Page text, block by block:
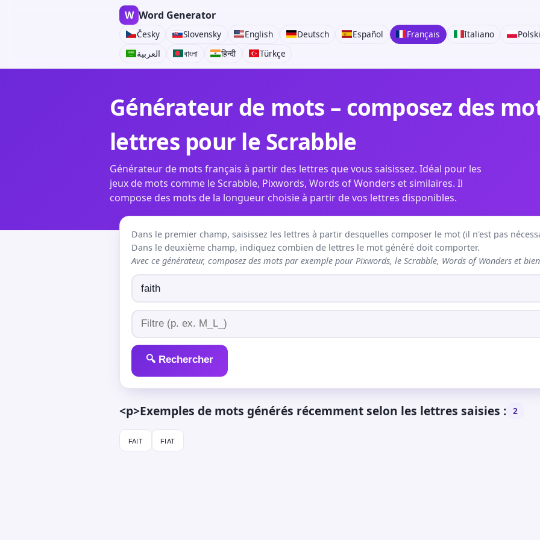
W Word Generator
Česky Slovensky English Deutsch Español Français Italiano
Polski
العربية
বাংলা हिन्दी Türkçe
Générateur de mots – composez des
lettres pour le Scrabble
Générateur de mots français à partir des lettres que vous saisissez. Idéal pour les
jeux de mots comme le Scrabble, Pixwords, Words of Wonders et similaires. Il
compose des mots de la longueur choisie à partir de vos lettres disponibles.
Dans le premier champ, saisissez les lettres à partir desquelles composer le mot (il n'est pas
Dans le deuxième champ, indiquez combien de lettres le mot généré doit comporter.
Avec ce générateur, composez des mots par exemple pour Pixwords, le Scrabble, Words of Wonders et
🔍 Rechercher
<p>Exemples de mots générés récemment selon les lettres saisies : 2
fait fiat